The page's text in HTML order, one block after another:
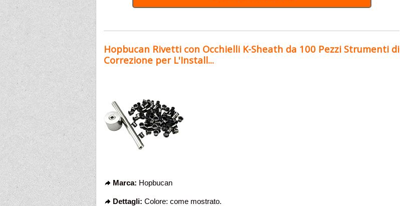
Hopbucan Rivetti con Occhielli K-Sheath da 100 Pezzi Strumenti di
Correzione per L'Install...
Marca: Hopbucan
Dettagli: Colore: come mostrato.